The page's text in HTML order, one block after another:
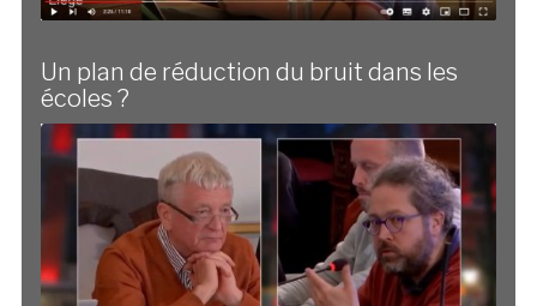
Un plan de réduction du bruit dans les
écoles ?